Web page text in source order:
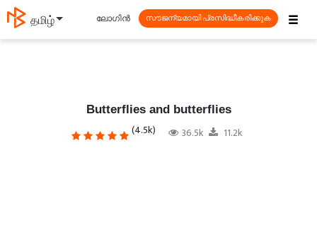
தமிழ் ☰
ലോഗിൻ സൗജന്യമായി പ്രസിദ്ധീകരിക്കുക
Butterflies and butterflies
(4.5k) 36.5k 11.2k